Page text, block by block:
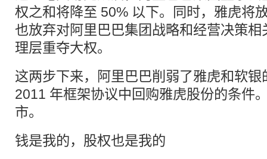
权之和将降至 50% 以下。同时，雅虎将
也放弃对阿里巴巴集团战略和经营决策
理层重夺大权。
这两步下来，阿里巴巴削弱了雅虎和软
2011 年框架协议中回购雅虎股份的条件
市。
钱是我的，股权也是我的